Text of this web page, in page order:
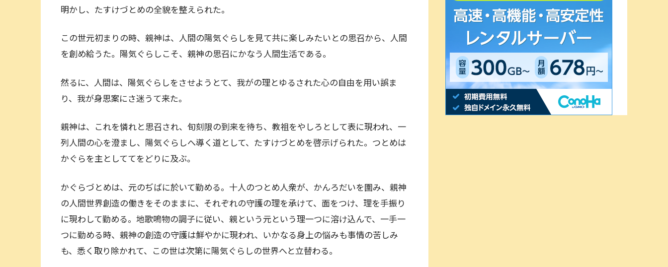
明かし、たすけづとめの全貌を整えられた。
この世元初まりの時、親神は、人間の陽気ぐらしを見て共に楽しみたいとの思召から、人間
を創め給うた。陽気ぐらしこそ、親神の思召にかなう人間生活である。
然るに、人間は、陽気ぐらしをさせようとて、我がの理とゆるされた心の自由を用い誤ま
り、我が身思案にさ迷うて来た。
親神は、これを憐れと思召され、旬刻限の到来を待ち、教祖をやしろとして表に現われ、一
列人間の心を澄まし、陽気ぐらしへ導く道として、たすけづとめを啓示げられた。つとめは
かぐらを主としててをどりに及ぶ。
かぐらづとめは、元のぢばに於いて勤める。十人のつとめ人衆が、かんろだいを圍み、親神
の人間世界創造の働きをそのままに、それぞれの守護の理を承けて、面をつけ、理を手振り
に現わして勤める。地歌鳴物の調子に従い、親という元という理一つに溶け込んで、一手一
つに勤める時、親神の創造の守護は鮮やかに現われ、いかなる身上の悩みも事情の苦しみ
も、悉く取り除かれて、この世は次第に陽気ぐらしの世界へと立替わる。